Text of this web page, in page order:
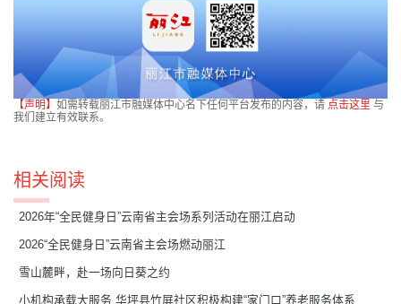
【声明】 如需转载丽江市融媒体中心名下任何平台发布的内容，请 点击这里 与
我们建立有效联系。
相关阅读
2026年“全民健身日”云南省主会场系列活动在丽江启动
2026“全民健身日”云南省主会场燃动丽江
雪山麓畔，赴一场向日葵之约
小机构承载大服务 华坪县竹屏社区积极构建“家门口”养老服务体系